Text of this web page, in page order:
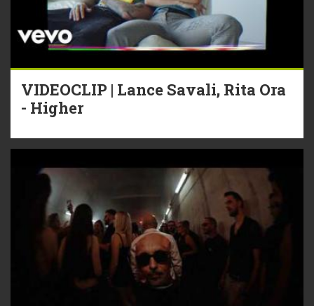
VIDEOCLIP | Lance Savali, Rita Ora
- Higher